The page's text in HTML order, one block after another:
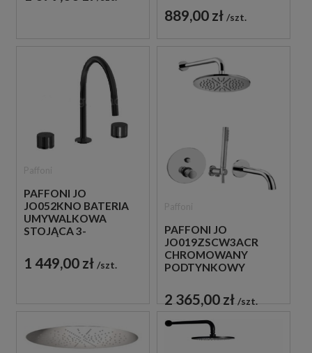
JEDNOUCHWYTOWA
CZARNA
889,00 zł szt.
PAFFONI JO
JO052KNO BATERIA
UMYWALKOWA
STOJĄCA 3-
DWUUCHWYTOWA
CZARNA
1 449,00 zł szt.
PAFFONI JO
JO019ZSCW3ACR
CHROMOWANY
PODTYNKOWY
PRYSZNICOWY Z
WYLEWKĄ
2 365,00 zł szt.